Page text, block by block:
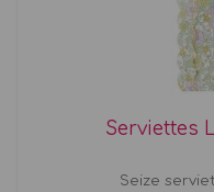
Serviettes
Seize